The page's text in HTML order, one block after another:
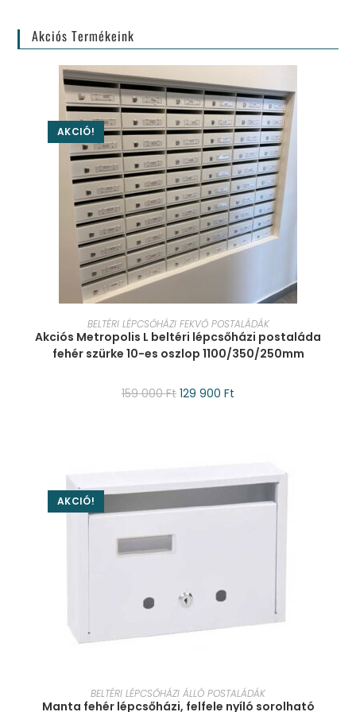
Akciós Termékeink
AKCIÓ!
KOSÁRBA TESZEM
BELTÉRI LÉPCSŐHÁZI FEKVŐ POSTALÁDÁK
Akciós Metropolis L beltéri lépcsőházi postaláda
fehér szürke 10-es oszlop 1100/350/250mm
159 000Ft 129 900 Ft
AKCIÓ!
KOSÁRBA TESZEM
BELTÉRI LÉPCSŐHÁZI ÁLLÓ POSTALÁDÁK
Manta fehér lépcsőházi, felfele nyíló sorolható